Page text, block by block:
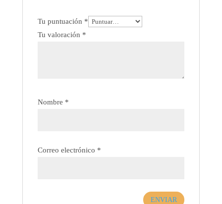
Tu puntuación *
Tu valoración *
Nombre *
Correo electrónico *